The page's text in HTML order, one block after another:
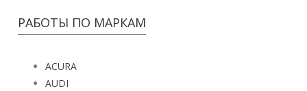
РАБОТЫ ПО МАРКАМ
ACURA
AUDI